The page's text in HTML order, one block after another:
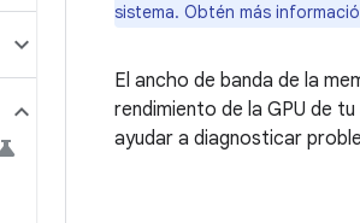
sistema. Obtén más
El ancho de banda de la
rendimiento de la GPU de
ayudar a diagnosticar